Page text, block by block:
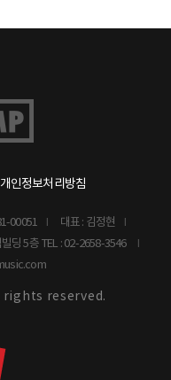
개인정보처리방침
00051
대표 : 김정현
딩 5층 TEL : 02-2658-3546
rights reserved.